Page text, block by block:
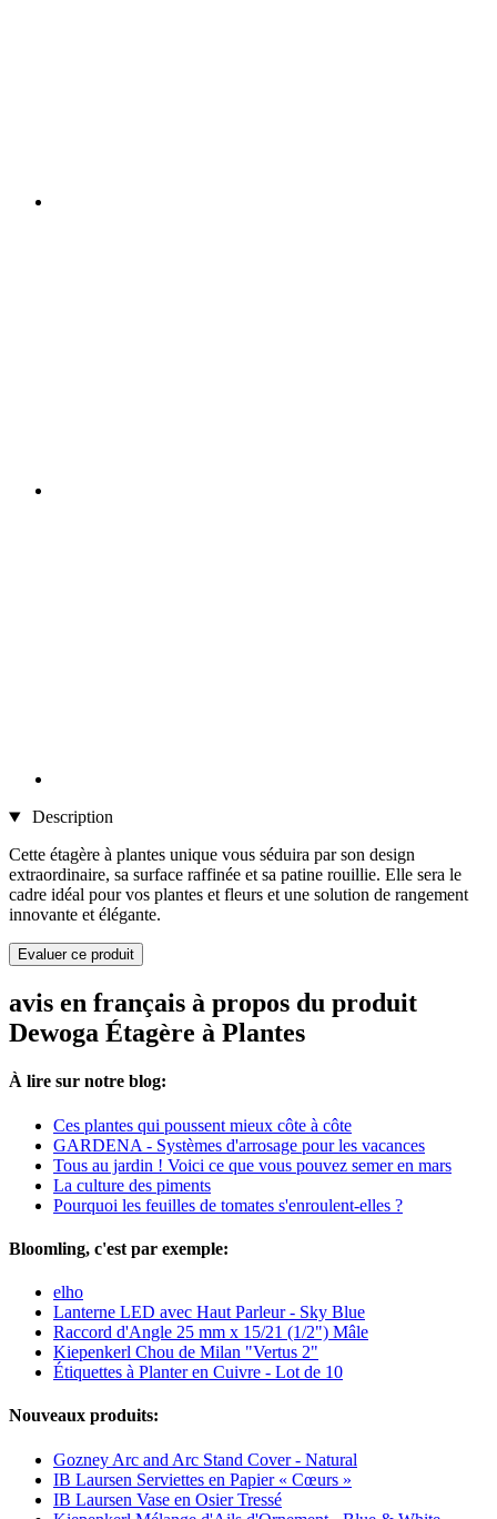
Description
Cette étagère à plantes unique vous séduira par son design
extraordinaire, sa surface raffinée et sa patine rouillie. Elle sera le
cadre idéal pour vos plantes et fleurs et une solution de rangement
innovante et élégante.
Evaluer ce produit
avis en français à propos du produit
Dewoga Étagère à Plantes
À lire sur notre blog:
Ces plantes qui poussent mieux côte à côte
GARDENA - Systèmes d'arrosage pour les vacances
Tous au jardin ! Voici ce que vous pouvez semer en mars
La culture des piments
Pourquoi les feuilles de tomates s'enroulent-elles ?
Bloomling, c'est par exemple:
elho
Lanterne LED avec Haut Parleur - Sky Blue
Raccord d'Angle 25 mm x 15/21 (1/2") Mâle
Kiepenkerl Chou de Milan "Vertus 2"
Étiquettes à Planter en Cuivre - Lot de 10
Nouveaux produits:
Gozney Arc and Arc Stand Cover - Natural
IB Laursen Serviettes en Papier « Cœurs »
IB Laursen Vase en Osier Tressé